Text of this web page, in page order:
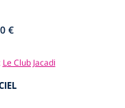
€
Le Club Jacadi